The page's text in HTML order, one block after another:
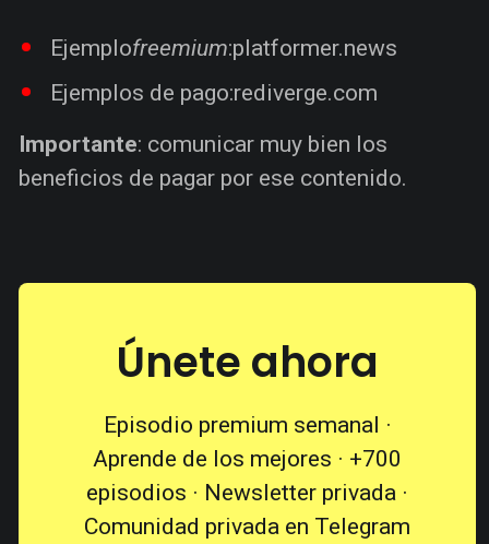
Ejemplofreemium:platformer.news
Ejemplos de pago:rediverge.com
Importante: comunicar muy bien los
beneficios de pagar por ese contenido.
Únete ahora
Episodio premium semanal ·
Aprende de los mejores · +700
episodios · Newsletter privada ·
Comunidad privada en Telegram